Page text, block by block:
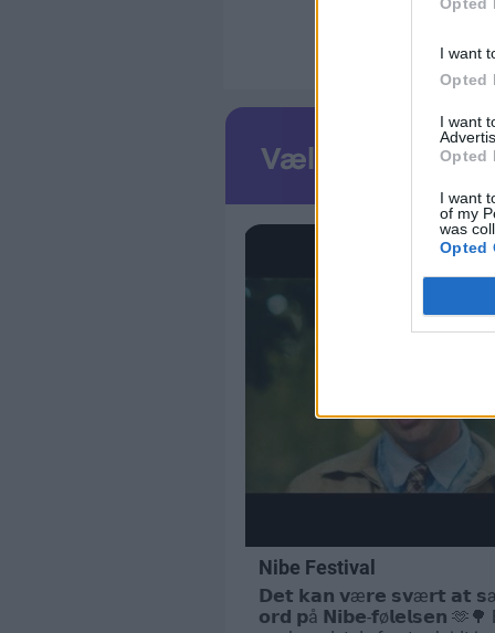
I want
Opted
I want
Opted
I want
of my
was
Opted